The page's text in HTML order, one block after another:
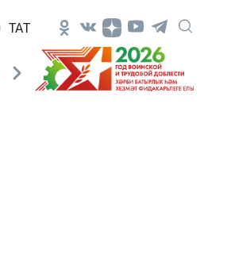
ТАТ
Новости Госавтоинспекции